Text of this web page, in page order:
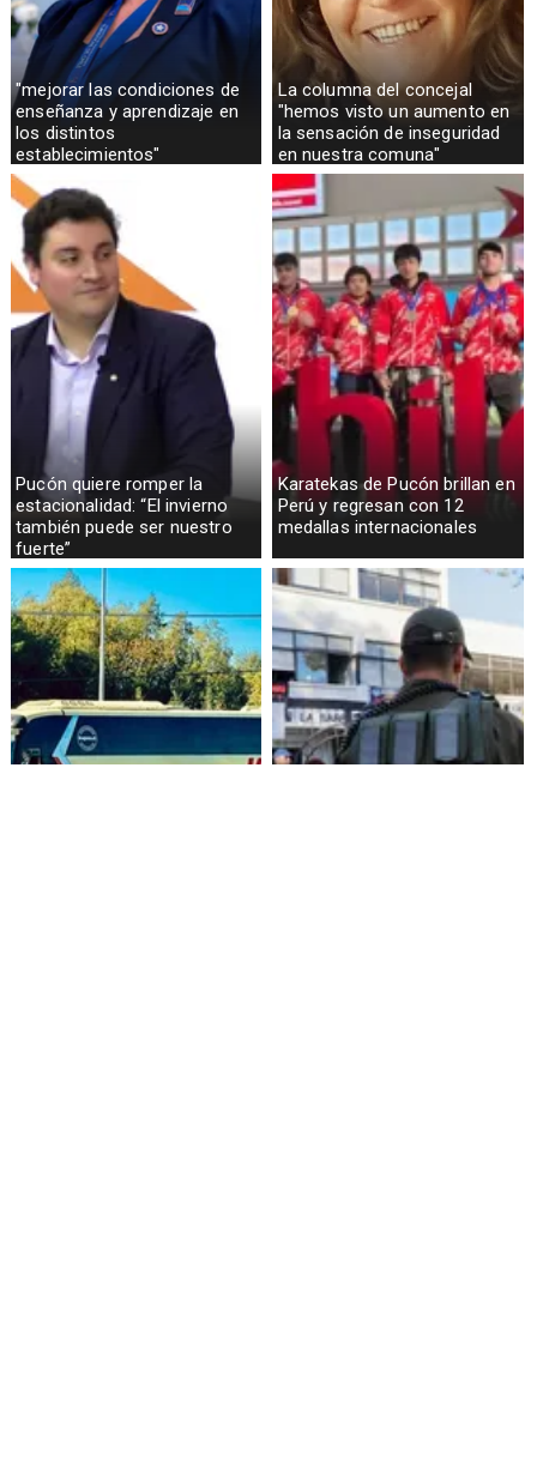
"mejorar las condiciones de
enseñanza y aprendizaje en
los distintos
establecimientos"
La columna del concejal
"hemos visto un aumento en
la sensación de inseguridad
en nuestra comuna"
Pucón quiere romper la
estacionalidad: “El invierno
también puede ser nuestro
fuerte”
Karatekas de Pucón brillan en
Perú y regresan con 12
medallas internacionales